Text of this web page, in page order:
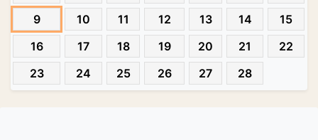
9
10 11 12 13 14
15
16
17 18 19 20 21
22
23
24 25 26 27 28